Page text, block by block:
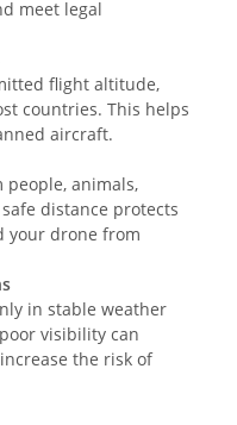
meet legal
flight altitude,
countries. This helps
aircraft.
people, animals,
distance protects
your drone from
in stable weather
visibility can
the risk of